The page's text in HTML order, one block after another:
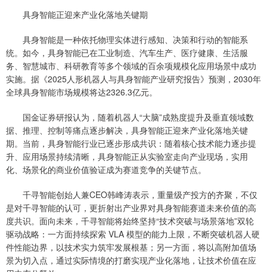
具身智能正迎来产业化落地关键期
具身智能是一种依托物理实体进行感知、决策和行动的智能系
统。如今，具身智能已在工业制造、汽车生产、医疗健康、生活服
务、智慧城市、科研教育等多个领域的百余项规模化应用场景中成功
实施。据《2025人形机器人与具身智能产业研究报告》预测，2030年
全球具身智能市场规模将达2326.3亿元。
国金证券研报认为，随着机器人“大脑”成熟度提升及垂直领域数
据、推理、控制等痛点逐步解决，具身智能正迎来产业化落地关键
期。当前，具身智能行业已逐步形成共识：随着核心技术能力逐步提
升、应用场景持续清晰，具身智能正从实验室走向产业现场，实用
化、场景化的商业价值验证成为赛道竞争的关键节点。
千寻智能创始人兼CEO韩峰涛表示，重量级产投方的齐聚，不仅
是对千寻智能的认可，更折射出产业界对具身智能赛道未来价值的高
度共识。面向未来，千寻智能将始终坚持“技术突破与场景落地”双轮
驱动战略：一方面持续探索 VLA 模型的能力上限，不断突破机器人硬
件性能边界，以技术实力筑牢发展根基；另一方面，将以高附加值场
景为切入点，通过实际情境的打磨实现产业化落地，让技术价值在应